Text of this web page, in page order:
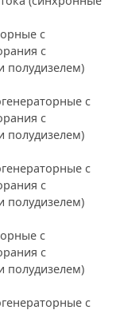
с
с
полудизелем)
с
с
полудизелем)
с
с
полудизелем)
с
с
полудизелем)
с